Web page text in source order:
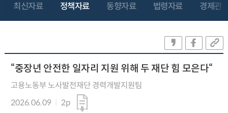
최신자료 정책자료 동향자료 법령자료 경제관
“중장년 안전한 일자리 지원 위해 두 재단 힘 모은다“
고용노동부 노사발전재단 경력개발지원팀
2026.06.09
2p